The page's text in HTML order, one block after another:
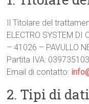
Il Titolare del
ELECTRO SYSTEM DI
– 41026 – PAVULLO
Partita IVA:
Email di contatto:
2. Tipi di